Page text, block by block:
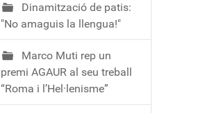
Dinamització de patis:
"No amaguis la llengua!"
Marco Muti rep un
premi AGAUR al seu treball
“Roma i l’Hel·lenisme”